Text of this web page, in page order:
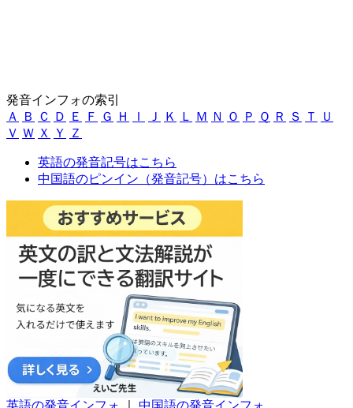
発音インフォの索引
Ａ
Ｂ Ｃ Ｄ Ｅ Ｆ Ｇ Ｈ Ｉ Ｊ Ｋ Ｌ Ｍ Ｎ Ｏ Ｐ Ｑ Ｒ Ｓ Ｔ
Ｕ
Ｖ Ｗ Ｘ Ｙ Ｚ
英語の発音記号はこちら
中国語のピンイン（発音記号）はこちら
英語の発音インフォ 中国語の発音インフォ